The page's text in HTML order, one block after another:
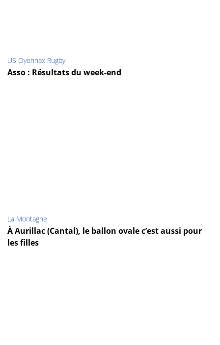
US Oyonnax Rugby
Asso : Résultats du week-end
La Montagne
À Aurillac (Cantal), le ballon ovale c’est aussi pour
les filles